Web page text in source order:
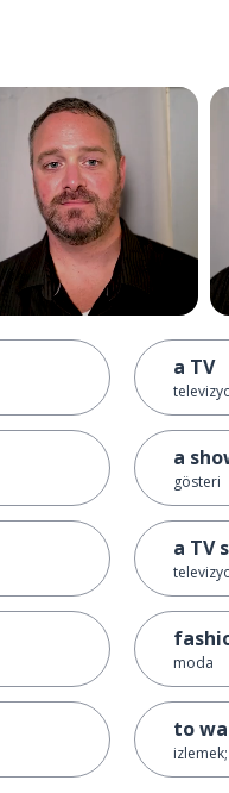
a TV
a
gösteri
a TV
moda
to